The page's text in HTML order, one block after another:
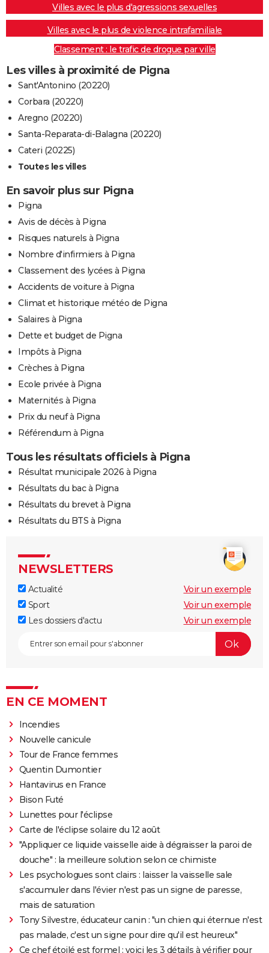
Villes avec le plus d'agressions sexuelles
Villes avec le plus de violence intrafamiliale
Classement : le trafic de drogue par ville
Les villes à proximité de Pigna
Sant'Antonino (20220)
Corbara (20220)
Aregno (20220)
Santa-Reparata-di-Balagna (20220)
Cateri (20225)
Toutes les villes
En savoir plus sur Pigna
Pigna
Avis de décès à Pigna
Risques naturels à Pigna
Nombre d'infirmiers à Pigna
Classement des lycées à Pigna
Accidents de voiture à Pigna
Climat et historique météo de Pigna
Salaires à Pigna
Dette et budget de Pigna
Impôts à Pigna
Crèches à Pigna
Ecole privée à Pigna
Maternités à Pigna
Prix du neuf à Pigna
Référendum à Pigna
Tous les résultats officiels à Pigna
Résultat municipale 2026 à Pigna
Résultats du bac à Pigna
Résultats du brevet à Pigna
Résultats du BTS à Pigna
NEWSLETTERS
Actualité
Voir un exemple
Sport
Voir un exemple
Les dossiers d'actu
Voir un exemple
EN CE MOMENT
Incendies
Nouvelle canicule
Tour de France femmes
Quentin Dumontier
Hantavirus en France
Bison Futé
Lunettes pour l'éclipse
Carte de l'éclipse solaire du 12 août
"Appliquer ce liquide vaisselle aide à dégraisser la paroi de
douche" : la meilleure solution selon ce chimiste
Les psychologues sont clairs : laisser la vaisselle sale
s'accumuler dans l'évier n'est pas un signe de paresse,
mais de saturation
Tony Silvestre, éducateur canin : "un chien qui éternue n'est
pas malade, c'est un signe pour dire qu'il est heureux"
Ce chef étoilé est formel : voici les 3 détails à vérifier pour